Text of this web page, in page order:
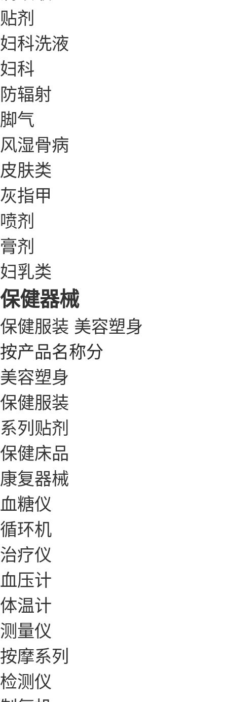
贴剂
妇科洗液
妇科
防辐射
脚气
风湿骨病
皮肤类
灰指甲
喷剂
膏剂
妇乳类
保健器械
保健服装 美容塑身
按产品名称分
美容塑身
保健服装
系列贴剂
保健床品
康复器械
血糖仪
循环机
治疗仪
血压计
体温计
测量仪
按摩系列
检测仪